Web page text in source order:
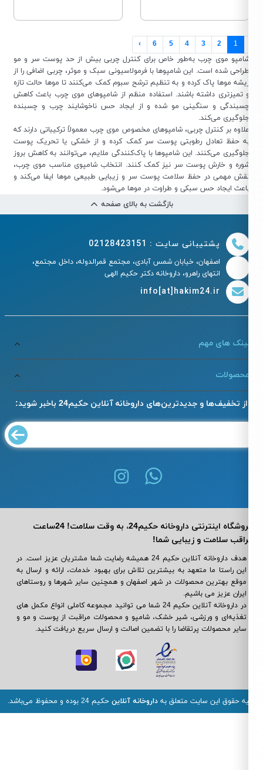
2
3
4
5
6
›
موی چرب به‌طور خاص برای کنترل چربی بیش از حد پوست سر و مو
شده است. این شامپوها با فرمولاسیونی سبک و موثر، چربی اضافی را از
موها پاک کرده و به تنظیم ترشح سبوم کمک می‌کنند تا موها حالت تازه
تمیزتری داشته باشند. استفاده منظم از شامپوهای موی چرب باعث کاهش
و سنگینی مو شده و از ایجاد حس ناخوشایند چرب و چسبنده
می‌کند.
بر کنترل چربی، شامپوهای مخصوص موی چرب معمولاً ترکیباتی دارند که
حفظ تعادل رطوبتی پوست سر کمک کرده و از خشکی یا تحریک پوست
می‌کنند. این شامپوها با پاک‌کنندگی ملایم، می‌توانند به کاهش بروز
و خارش پوست سر نیز کمک کنند. انتخاب شامپوی مناسب موی چرب،
مهمی در حفظ سلامت پوست سر و زیبایی طبیعی موها ایفا می‌کند و
ایجاد حس سبکی و طراوت در موها می‌شود.
بازگشت به بالای صفحه
پشتیبانی سایت : 02128423151
اصفهان، خیابان شمس آبادی، مجتمع قمرالدوله، داخل مجتمع،
انتهای راهرو، داروخانه دکتر حکیم الهی
info[at]hakim24.ir
های مهم
از تخفیف‌ها و جدیدترین‌های داروخانه آنلاین حکیم24 باخبر شوید:
فروشگاه اینترنتی داروخانه حکیم24، به وقت سلامت! 24ساعت
سلامت و زیبایی شما!
هدف داروخانه آنلاین حکیم 24 همیشه رضایت شما مشتریان عزیز است. در
این راستا ما متعهد به بیشترین تلاش برای بهبود خدمات، ارائه و ارسال به
موقع بهترین محصولات در شهر اصفهان و همچنین سایر شهرها و روستاهای
ایران عزیز می باشیم.
در داروخانه آنلاین حکیم 24 شما می ‌توانید مجموعه کاملی انواع مکمل‌ های
تغذیه‌ای و ورزشی، شیر خشک، شامپو و محصولات مراقبت از پوست و مو و
سایر محصولات پرتقاضا را با تضمین اصالت و ارسال سریع دریافت کنید.
حقوق این سایت متعلق بهداروخانه آنلاینحکیم 24 بوده و محفوظ می‌باشد.